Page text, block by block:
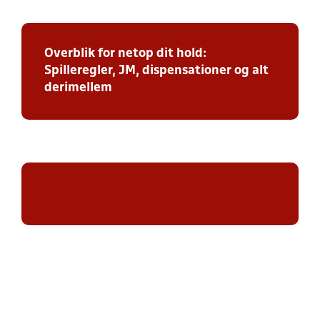
Overblik for netop dit hold:
Spilleregler, JM, dispensationer og alt
derimellem